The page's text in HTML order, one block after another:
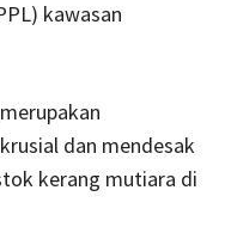
kawasan
dan mendesak
kerang mutiara di